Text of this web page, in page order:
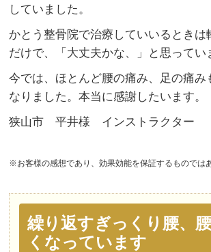
していました。
かとう整骨院で治療していいるときは
だけで、「大丈夫かな、」と思ってい
今では、ほとんど腰の痛み、足の痛み
なりました。本当に感謝したいます。
狭山市 平井様 インストラクター
※お客様の感想であり、効果効能を保証するものでは
繰り返すぎっくり腰、
くなっています